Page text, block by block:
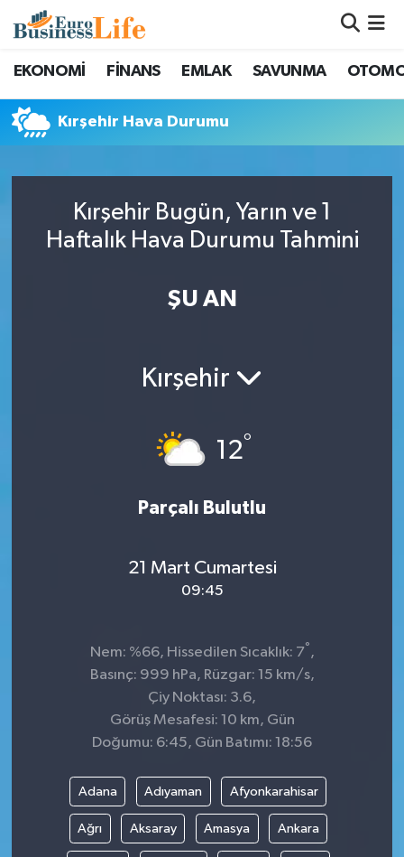
EKONOMİ FİNANS EMLAK SAVUNMA
Kırşehir Hava Durumu
Kırşehir Bugün, Yarın ve 1
Haftalık Hava Durumu Tahmini
ŞU AN
Kırşehir
12°
Parçalı Bulutlu
21 Mart Cumartesi
09:45
Nem: %66, Hissedilen Sıcaklık: 7° ,
Basınç: 999 hPa, Rüzgar: 15 km/s,
Çiy Noktası: 3.6,
Görüş Mesafesi: 10 km, Gün
Doğumu: 6:45, Gün Batımı: 18:56
Adana Adıyaman Afyonkarahisar
Ağrı Aksaray Amasya Ankara
Nöbetçi Eczaneler
Hava Durumu
Trafik Durumu
Süper Lig Puan Durumu ve Fikstür